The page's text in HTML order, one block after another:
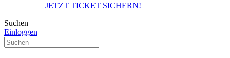
JETZT TICKET SICHERN!
Suchen
Einloggen